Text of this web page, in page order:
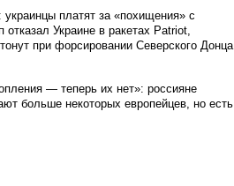
платят за «похищения» с
отказал Украине в ракетах Patriot,
при форсировании Северского Донца
— теперь их нет»: россияне
больше некоторых европейцев, но есть